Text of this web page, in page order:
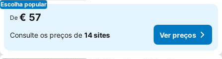
Escolha popular
De € 57
Consulte os preços de 14 sites Ver preços